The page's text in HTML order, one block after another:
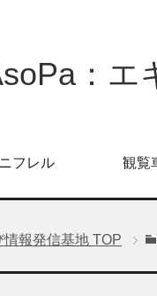
：エ
ニフレル 観覧
情報発信基地 TOP